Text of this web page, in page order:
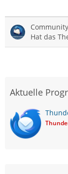
Hat das
Aktuelle